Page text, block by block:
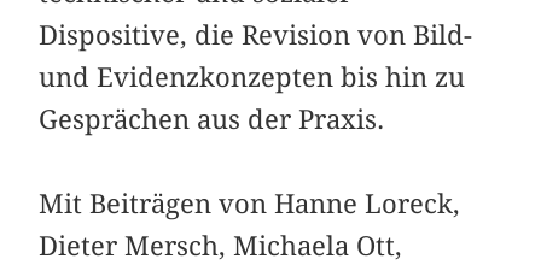
Dispositive, die Revision von Bild-
und Evidenzkonzepten bis hin zu
Gesprächen aus der Praxis.
Mit Beiträgen von Hanne Loreck,
Dieter Mersch, Michaela Ott,